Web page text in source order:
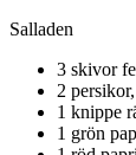
Salladen
3 skivor
2
1 knippe
1 grön